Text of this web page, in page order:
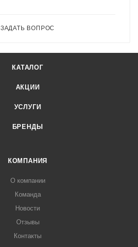
ЗАДАТЬ ВОПРОС
КАТАЛОГ
АКЦИИ
УСЛУГИ
БРЕНДЫ
КОМПАНИЯ
О компании
Команда
Новости
Отзывы
Контакты